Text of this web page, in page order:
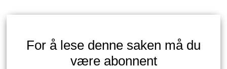
For å lese denne saken må du
være abonnent